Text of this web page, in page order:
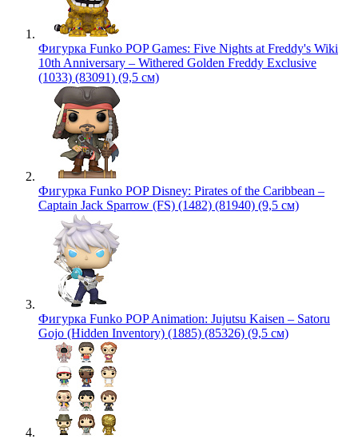
Фигурка Funko POP Games: Five Nights at Freddy's Wiki
10th Anniversary – Withered Golden Freddy Exclusive
(1033) (83091) (9,5 см)
Фигурка Funko POP Disney: Pirates of the Caribbean –
Captain Jack Sparrow (FS) (1482) (81940) (9,5 см)
Фигурка Funko POP Animation: Jujutsu Kaisen – Satoru
Gojo (Hidden Inventory) (1885) (85326) (9,5 см)